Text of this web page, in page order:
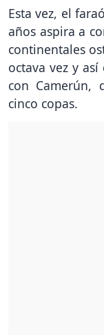
Esta vez, el
años aspira a
continentales
octava vez y
con Camerún,
cinco copas.